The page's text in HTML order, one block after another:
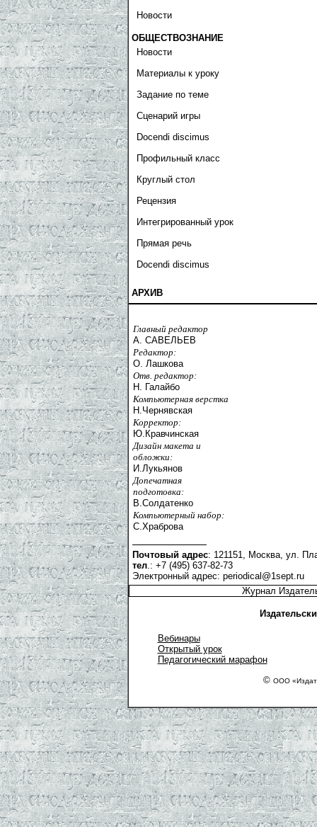
Новости
ОБЩЕСТВОЗНАНИЕ
Новости
Материалы к уроку
Задание по теме
Сценарий игры
Docendi discimus
Профильный класс
Круглый стол
Рецензия
Интегрированный урок
Прямая речь
Docendi discimus
АРХИВ
Главный редактор
А. САВЕЛЬЕВ
Редактор:
О. Лашкова
Отв. редактор:
Н. Галайбо
Компьютерная верстка
Н.Чернявская
Корректор:
Ю.Кравчинская
Дизайн макета и
обложки:
И.Лукьянов
Допечатная
подготовка:
В.Солдатенко
Компьютерный набор:
С.Храброва
Почтовый адрес: 121151, Москва, ул.
тел.: +7 (495) 637-82-73
Электронный адрес: periodical@1sept.ru
Журнал
Вебинары
Открытый урок
Педагогический марафон
© ООО